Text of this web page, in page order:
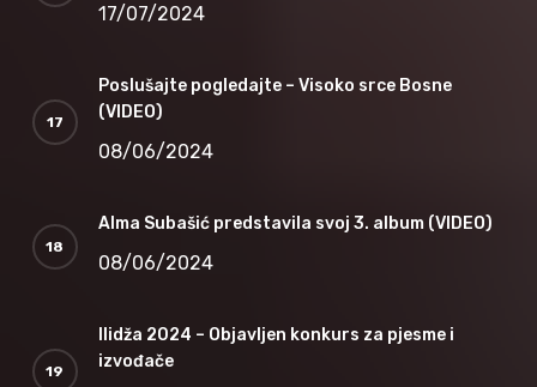
17/07/2024
Poslušajte pogledajte – Visoko srce Bosne
(VIDEO)
08/06/2024
Alma Subašić predstavila svoj 3. album (VIDEO)
08/06/2024
Ilidža 2024 – Objavljen konkurs za pjesme i
izvođače